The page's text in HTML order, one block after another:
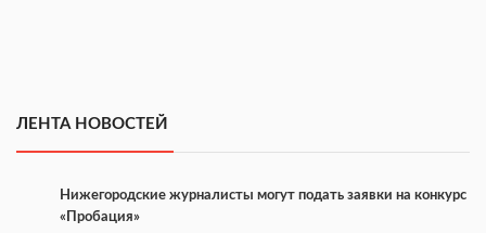
ЛЕНТА НОВОСТЕЙ
Нижегородские журналисты могут подать заявки на конкурс
«Пробация»